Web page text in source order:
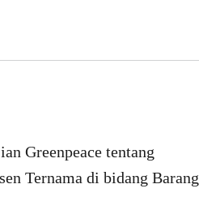
Greenpeace tentang
Ternama di bidang Barang